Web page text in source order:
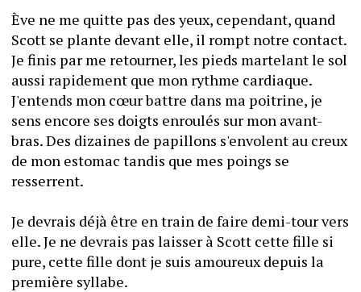
Ève ne me quitte pas des yeux, cependant, quand
Scott se plante devant elle, il rompt notre contact.
Je finis par me retourner, les pieds martelant le sol
aussi rapidement que mon rythme cardiaque.
J'entends mon cœur battre dans ma poitrine, je
sens encore ses doigts enroulés sur mon avant-
bras. Des dizaines de papillons s'envolent au creux
de mon estomac tandis que mes poings se
resserrent.
Je devrais déjà être en train de faire demi-tour vers
elle. Je ne devrais pas laisser à Scott cette fille si
pure, cette fille dont je suis amoureux depuis la
première syllabe.